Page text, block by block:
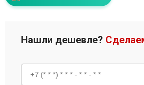
Нашли дешевле?